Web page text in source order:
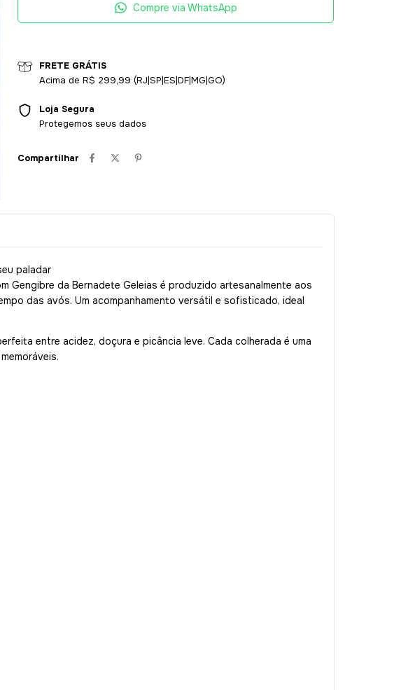
Compre via WhatsApp
FRETE GRÁTIS
Acima de R$ 299,99 (RJ|SP|ES|DF|MG|GO)
Loja Segura
Protegemos seus dados
Compartilhar
paladar
Gengibre da Bernadete Geleias é produzido artesanalmente aos
das avós. Um acompanhamento versátil e sofisticado, ideal
entre acidez, doçura e picância leve. Cada colherada é uma